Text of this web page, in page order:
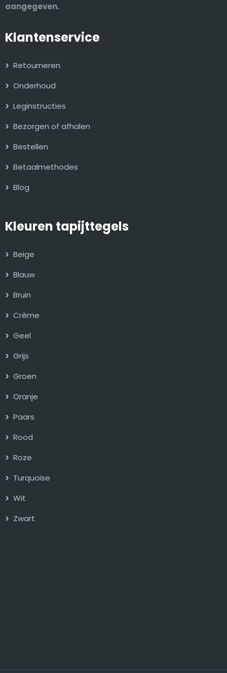
aangegeven.
Klantenservice
Retourneren
Onderhoud
Leginstructies
Bezorgen of afhalen
Bestellen
Betaalmethodes
Blog
Kleuren tapijttegels
Beige
Blauw
Bruin
Crème
Geel
Grijs
Groen
Oranje
Paars
Rood
Roze
Turquoise
Wit
Zwart